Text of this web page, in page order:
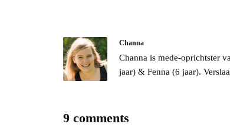
Channa
Channa is mede-oprichtster
jaar) & Fenna (6 jaar).
9 comments